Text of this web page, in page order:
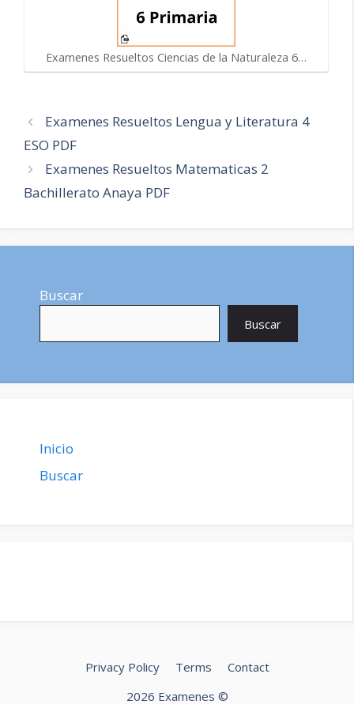
Examenes Resueltos Ciencias de la Naturaleza 6…
Navegación
de
Examenes Resueltos Lengua y Literatura 4
ESO PDF
Examenes Resueltos Matematicas 2
Bachillerato Anaya PDF
Buscar
Buscar
Inicio
Buscar
Privacy Policy Terms
Contact
2026 Examenes ©